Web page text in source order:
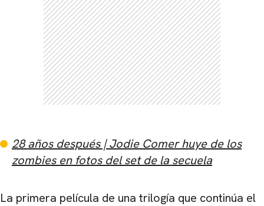
28 años después | Jodie Comer huye de los
zombies en fotos del set de la secuela
La primera película de una trilogía que continúa el